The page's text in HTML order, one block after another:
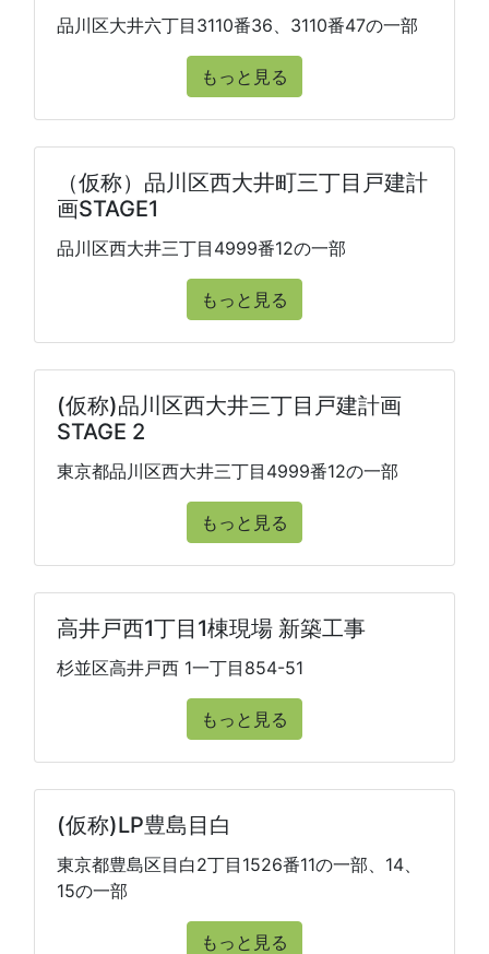
品川区大井六丁目3110番36、3110番47の一部
もっと見る
（仮称）品川区西大井町三丁目戸建計
画STAGE1
品川区西大井三丁目4999番12の一部
もっと見る
(仮称)品川区西大井三丁目戸建計画
STAGE 2
東京都品川区西大井三丁目4999番12の一部
もっと見る
高井戸西1丁目1棟現場 新築工事
杉並区高井戸西 1一丁目854-51
もっと見る
(仮称)LP豊島目白
東京都豊島区目白2丁目1526番11の一部、14、
15の一部
もっと見る